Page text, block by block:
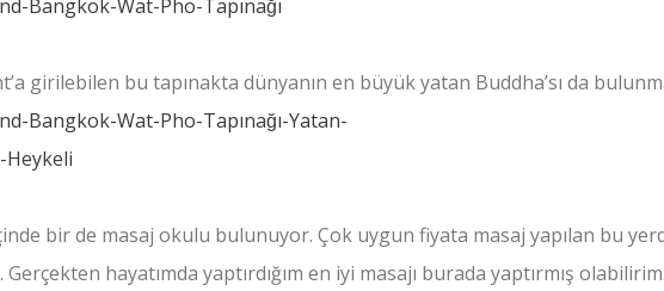
girilebilen bu tapınakta dünyanın en büyük yatan Buddha’sı da
bir de masaj okulu bulunuyor. Çok uygun fiyata masaj yapılan bu
Gerçekten hayatımda yaptırdığım en iyi masajı burada yaptırmış olabilirim.